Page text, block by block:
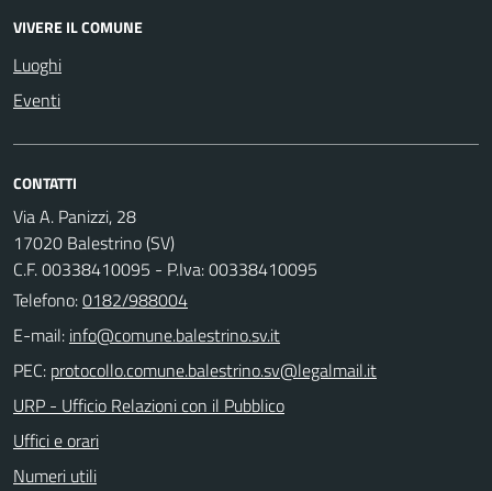
VIVERE IL COMUNE
Luoghi
Eventi
CONTATTI
Via A. Panizzi, 28
17020 Balestrino (SV)
C.F. 00338410095 - P.Iva: 00338410095
Telefono:0182/988004
E-mail:
PEC:
URP - Ufficio Relazioni con il Pubblico
Uffici e orari
Numeri utili